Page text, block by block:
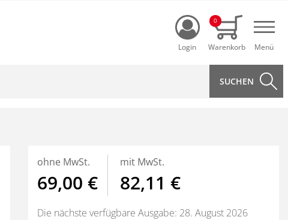
Login
0
ohne MwSt.
69,00 €
mit MwSt.
82,11 €
Die nächste verfügbare Ausgabe: 28. August 2026